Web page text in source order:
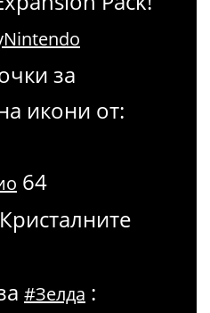
за
икони от:
64
#Зелда :